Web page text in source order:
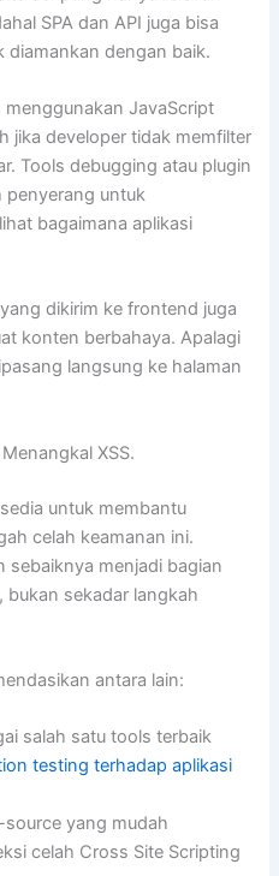
SPA dan API juga bisa
diamankan dengan baik.
menggunakan JavaScript
jika developer tidak memfilter
Tools debugging atau plugin
penyerang untuk
bagaimana aplikasi
dikirim ke frontend juga
konten berbahaya. Apalagi
langsung ke halaman
XSS.
untuk membantu
celah keamanan ini.
sebaiknya menjadi bagian
bukan sekadar langkah
antara lain:
salah satu tools terbaik
testing terhadap aplikasi
yang mudah
celah Cross Site Scripting